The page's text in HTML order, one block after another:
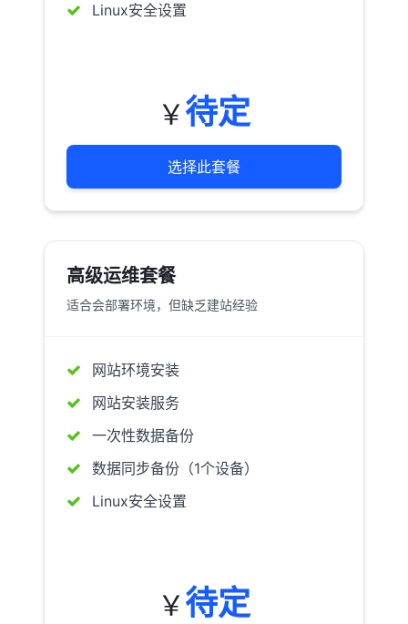
Linux安全设置
￥待定
选择此套餐
高级运维套餐
适合会部署环境，但缺乏建站经验
网站环境安装
网站安装服务
一次性数据备份
数据同步备份（1个设备）
Linux安全设置
￥待定